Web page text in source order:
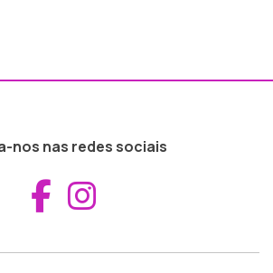
nos nas redes sociais
Aceder ao